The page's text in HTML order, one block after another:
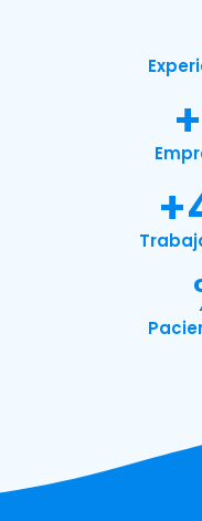
+
+